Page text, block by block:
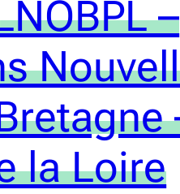
–
la Loire